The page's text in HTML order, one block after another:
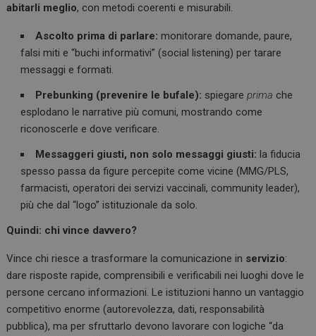
abitarli meglio, con metodi coerenti e misurabili.
Ascolto prima di parlare: monitorare domande, paure,
falsi miti e “buchi informativi” (social listening) per tarare
messaggi e formati.
Prebunking (prevenire le bufale): spiegareprima che
esplodano le narrative più comuni, mostrando come
riconoscerle e dove verificare.
Messaggeri giusti, non solo messaggi giusti: la fiducia
spesso passa da figure percepite come vicine (MMG/PLS,
farmacisti, operatori dei servizi vaccinali, community leader),
più che dal “logo” istituzionale da solo.
Quindi: chi vince davvero?
Vince chi riesce a trasformare la comunicazione in servizio:
dare risposte rapide, comprensibili e verificabili nei luoghi dove le
persone cercano informazioni. Le istituzioni hanno un vantaggio
competitivo enorme (autorevolezza, dati, responsabilità
pubblica), ma per sfruttarlo devono lavorare con logiche “da